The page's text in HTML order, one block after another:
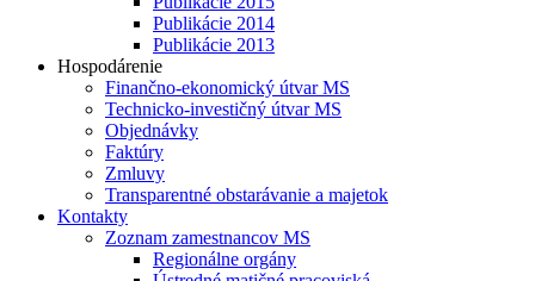
Publikácie 2014
Publikácie 2013
Hospodárenie
Finančno-ekonomický útvar MS
Technicko-investičný útvar MS
Objednávky
Faktúry
Zmluvy
Transparentné obstarávanie a majetok
Kontakty
Zoznam zamestnancov MS
Regionálne orgány